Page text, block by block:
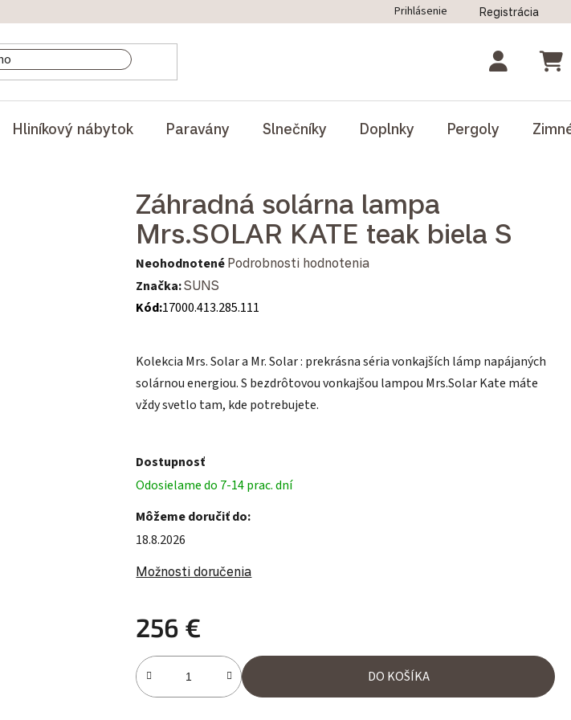
Odstúpenie od zmluvy
Prihlásenie Registrácia
Hliníkový nábytok Paravány Slnečníky Doplnky Pergoly
Záhradná solárna lampa
Mrs.SOLAR KATE teak biela S
Priemerné hodnotenie produktu je 0,0 z 5 hviezdičiek.
Neohodnotené Podrobnosti hodnotenia
Značka:SUNS
Kód:17000.413.285.111
Kolekcia Mrs. Solar a Mr. Solar : prekrásna séria vonkajších lámp napájaných
solárnou energiou. S bezdrôtovou vonkajšou lampou Mrs.Solar Kate máte
vždy svetlo tam, kde potrebujete.
Dostupnosť
Odosielame do 7-14 prac. dní
Môžeme doručiť do:
18.8.2026
Možnosti doručenia
256 €
Jednotková cena:
DO KOŠÍKA